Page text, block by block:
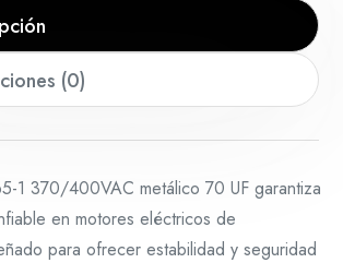
(0)
1 370/400VAC metálico 70 UF garantiza
en motores eléctricos de
para ofrecer estabilidad y seguridad